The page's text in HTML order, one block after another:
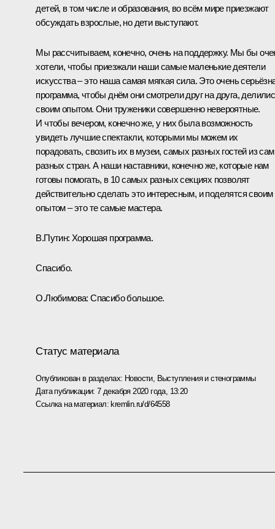
детей, в том числе и образования, во всём мире приезжают
обсуждать взрослые, но дети выступают.
Мы рассчитываем, конечно, очень на поддержку. Мы бы
хотели, чтобы приезжали наши самые маленькие деятели
искусства – это наша самая мягкая сила. Это очень
программа, чтобы днём они смотрели друг на друга,
своим опытом. Они труженики совершенно невероятные.
И чтобы вечером, конечно же, у них была возможность
увидеть лучшие спектакли, которыми мы можем их
порадовать, свозить их в музеи, самых разных гостей из
разных стран. А наши наставники, конечно же, которые нам
готовы помогать, в 10 самых разных секциях позволят
действительно сделать это интересным, и поделятся своим
опытом – это те самые мастера.
В.Путин: Хорошая программа.
Спасибо.
О.Любимова:Спасибо большое.
Статус материала
Опубликован в разделах: Новости, Выступления и стенограммы
Дата публикации:7 декабря 2020 года, 13:20
Ссылка на материал: kremlin.ru/d/64558